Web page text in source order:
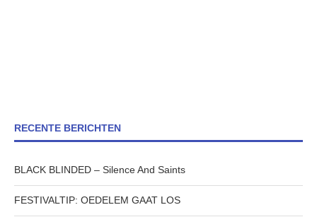
RECENTE BERICHTEN
BLACK BLINDED – Silence And Saints
FESTIVALTIP: OEDELEM GAAT LOS